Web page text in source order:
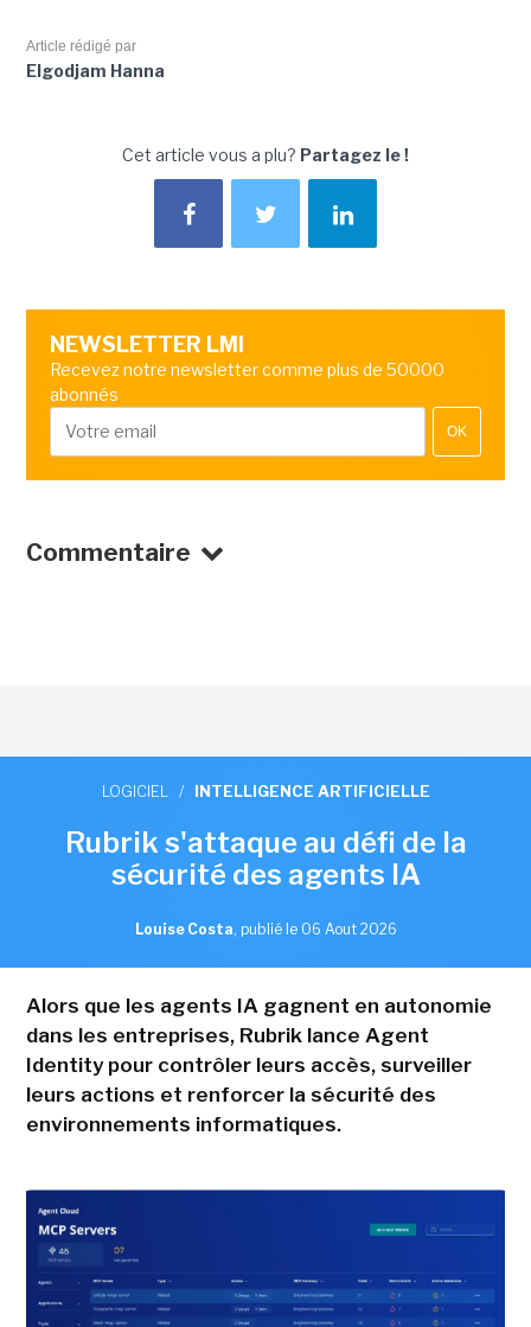
Article rédigé par
Elgodjam Hanna
Cet article vous a plu? Partagez le !
NEWSLETTER LMI
Recevez notre newsletter comme plus de 50000
abonnés
OK
Commentaire
LOGICIEL / INTELLIGENCE ARTIFICIELLE
Rubrik s'attaque au défi de la
sécurité des agents IA
Louise Costa, publié le 06 Aout 2026
Alors que les agents IA gagnent en autonomie
dans les entreprises, Rubrik lance Agent
Identity pour contrôler leurs accès, surveiller
leurs actions et renforcer la sécurité des
environnements informatiques.